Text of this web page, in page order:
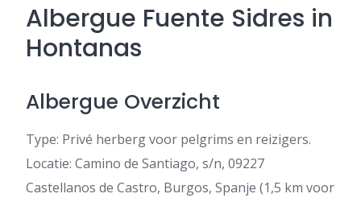
Albergue Fuente Sidres in
Hontanas
Albergue Overzicht
Type: Privé herberg voor pelgrims en reizigers.
Locatie: Camino de Santiago, s/n, 09227
Castellanos de Castro, Burgos, Spanje (1,5 km voor